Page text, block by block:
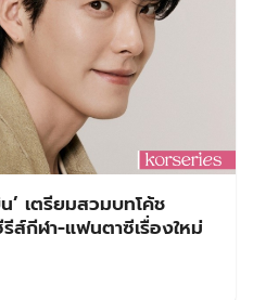
เตรียมสวมบทโค้ช
ส์กีฬา-แฟนตาซีเรื่องใหม่